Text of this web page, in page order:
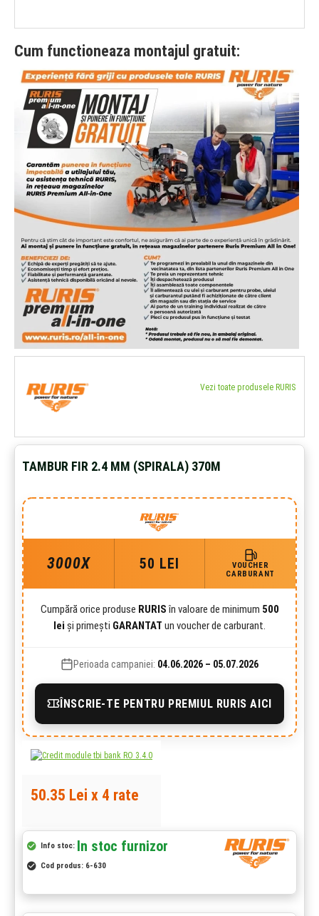
Cum functioneaza montajul gratuit:
Vezi toate produsele RURIS
TAMBUR FIR 2.4 MM (SPIRALA) 370M
3000X 50 LEI
VOUCHER
CARBURANT
Cumpără orice produse RURISîn valoare de minimum 500
lei și primești GARANTAT un voucher de carburant.
Perioada campaniei: 04.06.2026 – 05.07.2026
ÎNSCRIE-TE PENTRU PREMIUL RURIS AICI
Info stoc: In stoc furnizor
Cod produs: 6-630
50.35 Lei x 4 rate